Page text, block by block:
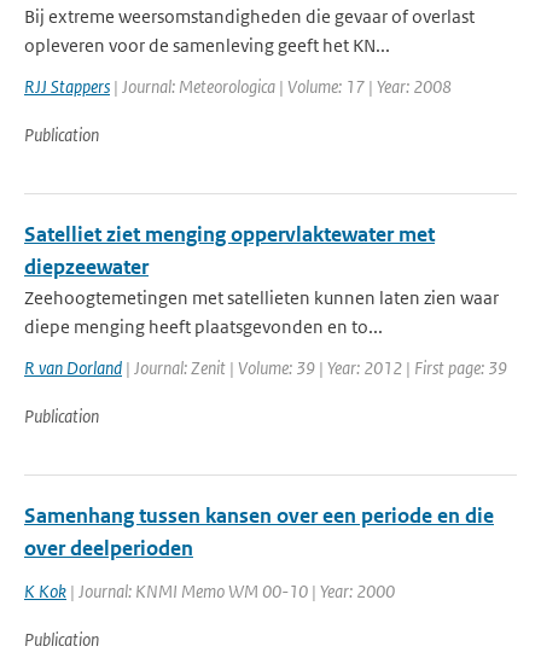
Bij extreme weersomstandigheden die gevaar of overlast
opleveren voor de samenleving geeft het KN...
RJJ Stappers | Journal: Meteorologica | Volume: 17 | Year: 2008
Publication
Satelliet ziet menging oppervlaktewater met
diepzeewater
Zeehoogtemetingen met satellieten kunnen laten zien waar
diepe menging heeft plaatsgevonden en to...
R van Dorland | Journal: Zenit | Volume: 39 | Year: 2012 | First page: 39
Publication
Samenhang tussen kansen over een periode en die
over deelperioden
K Kok | Journal: KNMI Memo WM 00-10 | Year: 2000
Publication